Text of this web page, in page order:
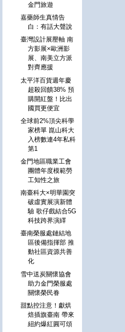
金門旅遊
嘉藥師生真情告
白：有話大聲說
臺灣設計展壓軸 南
方影展×歐洲影
展、南美立方派
對齊應援
太平洋百貨週年慶
超殺回饋38% 預
購開紅盤！比出
國買更便宜
全球前2%頂尖科學
家榜單 崑山科大
入榜數連4年私科
第1
金門地區職業工會
團體年度模範勞
工知性之旅
南臺科大×明華園突
破虛實展演新體
驗 歌仔戲結合5G
科技跨界演繹
臺南榮服處鏈結地
區後備指揮部 推
動社區資源共善
化
雪中送炭關懷協會
助力金門榮服處
關懷榮民眷
甜點控注意！獻烘
焙插旗臺南 帶來
紐約爆紅圓可頌